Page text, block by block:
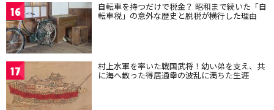
16 自転車を持つだけで税金？ 昭和まで続いた「自
転車税」の意外な歴史と脱税が横行した理由
17 村上水軍を率いた戦国武将！幼い弟を支え、共
に海へ散った得居通幸の波乱に満ちた生涯